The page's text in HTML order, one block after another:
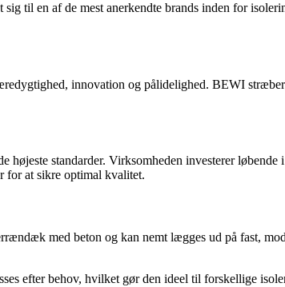
til en af de mest anerkendte brands inden for
innovation og pålidelighed. BEWI
højeste standarder. Virksomheden investerer
for at sikre optimal kvalitet.
med beton og kan nemt lægges ud på fast,
efter behov, hvilket gør den ideel til forskellige